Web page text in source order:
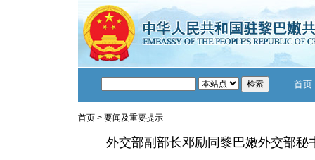
首页
首页 > 要闻及重要提示
外交部副部长邓励同黎巴嫩外交部秘